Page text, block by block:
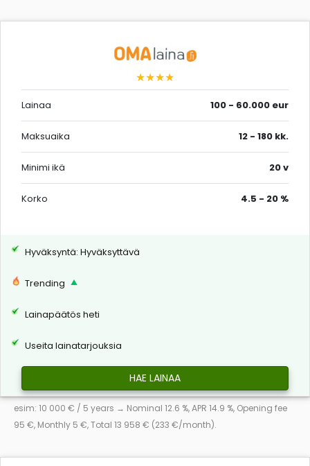
★★★★
Lainaa 100 - 60.000 eur
Maksuaika 12 - 180 kk.
Minimi ikä 20 v
Korko 4.5 - 20 %
Hyväksyntä: Hyväksyttävä
Trending
Lainapäätös heti
Useita lainatarjouksia
HAE LAINAA
esim: 10 000 € / 5 years → Nominal 12.6 %, APR 14.9 %, Opening fee
95 €, Monthly 5 €, Total 13 958 € (233 €/month).